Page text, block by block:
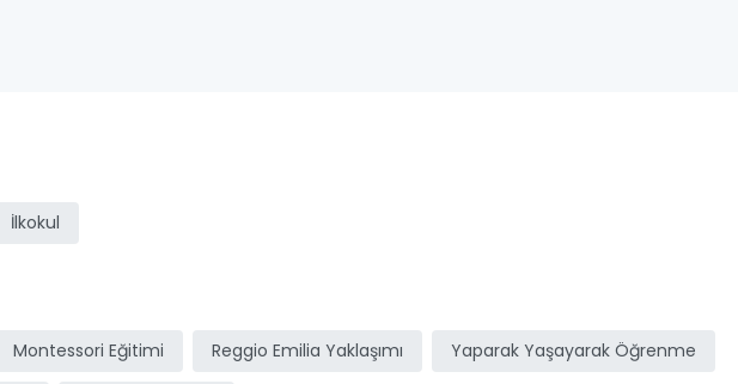
İlkokul
Montessori Eğitimi Reggio Emilia Yaklaşımı Yaparak Yaşayarak Öğrenme